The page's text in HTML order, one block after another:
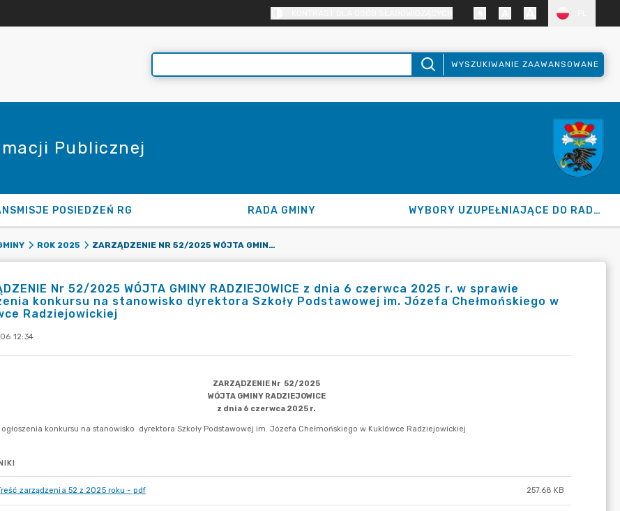
WYSZUKIWANIE ZAAWANSOWANE
Publicznej
POSIEDZEŃ RG RADA GMINY WYBORY UZUPEŁNIAJĄCE DO RADY GMINY 2026
ROK 2025 ZARZĄDZENIE NR 52/2025 WÓJTA GMINY RADZIEJOWICE Z DNIA 6 CZERWCA 2025 R. W SPRAWIE OGŁOSZENIA KONKURSU NA STANOWISKO DYREKTORA SZKOŁY PODSTAWOWEJ IM. JÓZEFA CHEŁMOŃSKIEGO W KUKLÓWCE RADZIEJOWICKIEJ
Nr 52/2025 WÓJTA GMINY RADZIEJOWICE z dnia 6 czerwca 2025 r. w sprawie
konkursu na stanowisko dyrektora Szkoły Podstawowej im. Józefa Chełmońskiego w
Radziejowickiej
12:34
zarządzenia 52 z 2025 roku - pdf 257.68 KB